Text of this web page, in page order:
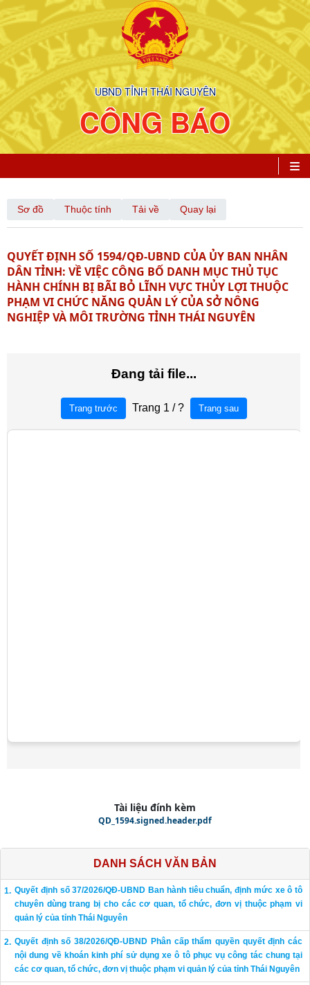
UBND TỈNH THÁI NGUYÊN
CÔNG BÁO
Sơ đồ Thuộc tính Tải về Quay lại
QUYẾT ĐỊNH SỐ 1594/QĐ-UBND CỦA ỦY BAN NHÂN
DÂN TỈNH: VỀ VIỆC CÔNG BỐ DANH MỤC THỦ TỤC
HÀNH CHÍNH BỊ BÃI BỎ LĨNH VỰC THỦY LỢI THUỘC
PHẠM VI CHỨC NĂNG QUẢN LÝ CỦA SỞ NÔNG
NGHIỆP VÀ MÔI TRƯỜNG TỈNH THÁI NGUYÊN
Tài liệu đính kèm
QD_1594.signed.header.pdf
DANH SÁCH VĂN BẢN
Quyết định số 37/2026/QĐ-UBND Ban hành tiêu chuẩn, định mức xe ô tô
chuyên dùng trang bị cho các cơ quan, tổ chức, đơn vị thuộc phạm vi
quản lý của tỉnh Thái Nguyên
Quyết định số 38/2026/QĐ-UBND Phân cấp thẩm quyền quyết định các
nội dung về khoán kinh phí sử dụng xe ô tô phục vụ công tác chung tại
các cơ quan, tổ chức, đơn vị thuộc phạm vi quản lý của tỉnh Thái Nguyên